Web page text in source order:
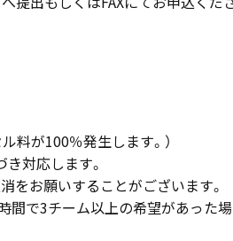
料が100％発生します。）
対応します。
をお願いすることがございます。
間で3チーム以上の希望があった